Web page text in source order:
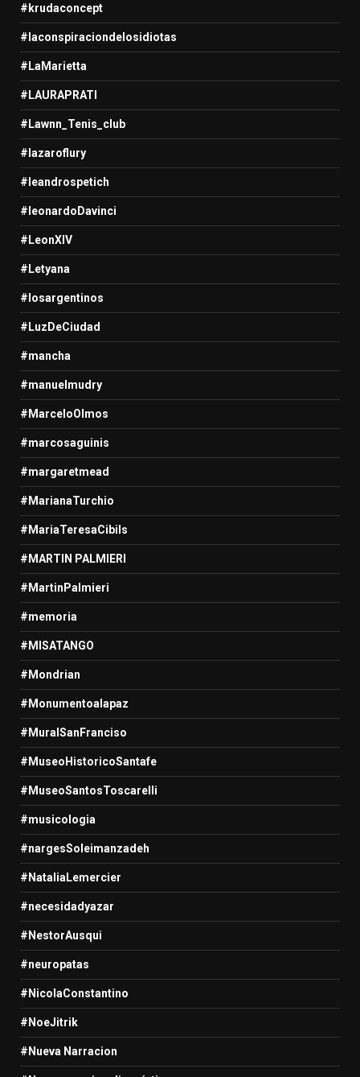
#krudaconcept
#laconspiraciondelosidiotas
#LaMarietta
#LAURAPRATI
#Lawnn_Tenis_club
#lazaroflury
#leandrospetich
#leonardoDavinci
#LeonXIV
#Letyana
#losargentinos
#LuzDeCiudad
#mancha
#manuelmudry
#MarceloOlmos
#marcosaguinis
#margaretmead
#MarianaTurchio
#MariaTeresaCibils
#MARTIN PALMIERI
#MartinPalmieri
#memoria
#MISATANGO
#Mondrian
#Monumentoalapaz
#MuralSanFranciso
#MuseoHistoricoSantafe
#MuseoSantosToscarelli
#musicologia
#nargesSoleimanzadeh
#NataliaLemercier
#necesidadyazar
#NestorAusqui
#neuropatas
#NicolaConstantino
#NoeJitrik
#Nueva Narracion